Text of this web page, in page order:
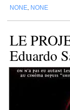
NONE NONE
LE
Eduardo